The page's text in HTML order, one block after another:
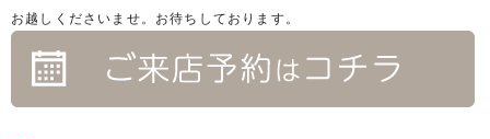
お越しくださいませ。お待ちしております。